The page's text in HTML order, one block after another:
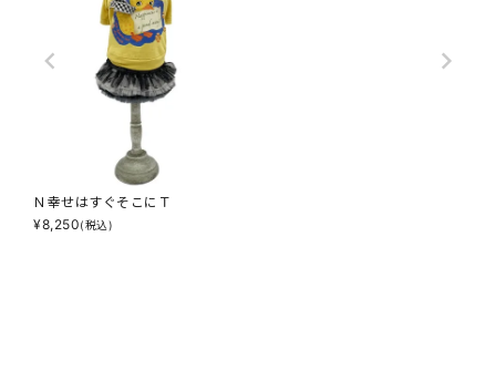
Ｎ幸せはすぐそこにＴ
¥8,250(税込)